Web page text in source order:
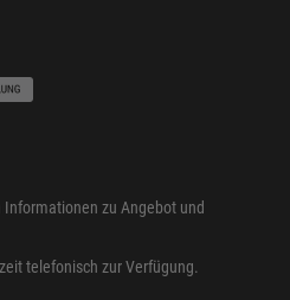
zu Angebot und
telefonisch zur Verfügung.